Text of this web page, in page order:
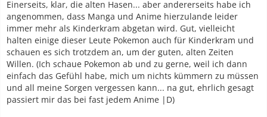
Einerseits, klar, die alten Hasen... aber andererseits habe ich
angenommen, dass Manga und Anime hierzulande leider
immer mehr als Kinderkram abgetan wird. Gut, vielleicht
halten einige dieser Leute Pokemon auch für Kinderkram und
schauen es sich trotzdem an, um der guten, alten Zeiten
Willen. (Ich schaue Pokemon ab und zu gerne, weil ich dann
einfach das Gefühl habe, mich um nichts kümmern zu müssen
und all meine Sorgen vergessen kann... na gut, ehrlich gesagt
passiert mir das bei fast jedem Anime |D)